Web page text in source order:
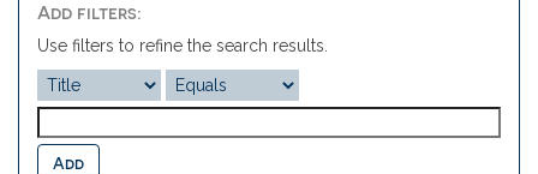
Add filters:
Use filters to refine the search results.